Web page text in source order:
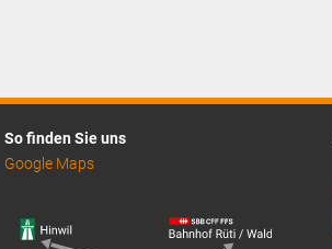
So finden Sie uns
Google Maps